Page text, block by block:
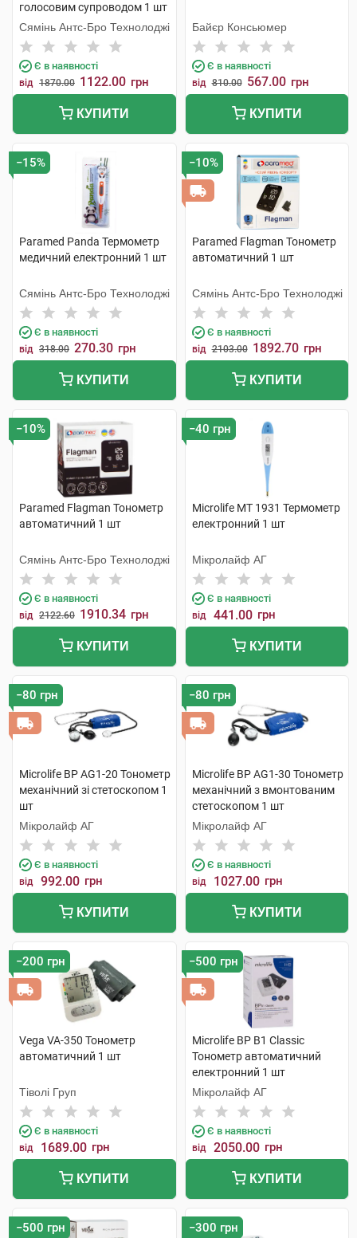
голосовим супроводом 1 шт
Сямінь Антс-Бро Технолоджі
Є в наявності
від 1870.00 1122.00 грн
КУПИТИ
Байєр Консьюмер
Є в наявності
від 810.00 567.00 грн
КУПИТИ
−15%
Paramed Panda Термометр
медичний електронний 1 шт
Сямінь Антс-Бро Технолоджі
Є в наявності
від 318.00 270.30 грн
КУПИТИ
−10%
Paramed Flagman Тонометр
автоматичний 1 шт
Сямінь Антс-Бро Технолоджі
Є в наявності
від 2103.00 1892.70 грн
КУПИТИ
−10%
Paramed Flagman Тонометр
автоматичний 1 шт
Сямінь Антс-Бро Технолоджі
Є в наявності
від 2122.60 1910.34 грн
КУПИТИ
−40 грн
Microlife MT 1931 Термометр
електронний 1 шт
Мікролайф AГ
Є в наявності
від 441.00 грн
КУПИТИ
−80 грн
Microlife BP AG1-20 Тонометр
механічний зі стетоскопом 1
шт
Мікролайф AГ
Є в наявності
від 992.00 грн
КУПИТИ
−80 грн
Microlife BP AG1-30 Тонометр
механічний з вмонтованим
стетоскопом 1 шт
Мікролайф AГ
Є в наявності
від 1027.00 грн
КУПИТИ
−200 грн
Vega VA-350 Тонометр
автоматичний 1 шт
Тіволі Груп
Є в наявності
від 1689.00 грн
КУПИТИ
−500 грн
Microlife BP B1 Classic
Тонометр автоматичний
електронний 1 шт
Мікролайф AГ
Є в наявності
від 2050.00 грн
КУПИТИ
−500 грн −300 грн